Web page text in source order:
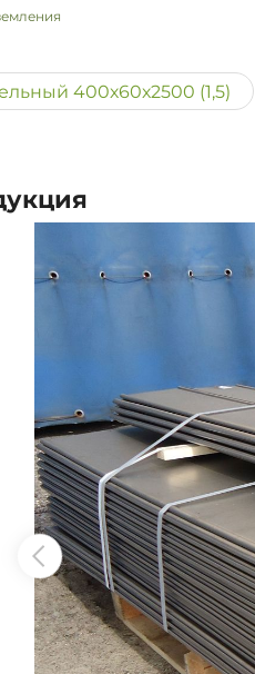
400х60х2500 (1,5)